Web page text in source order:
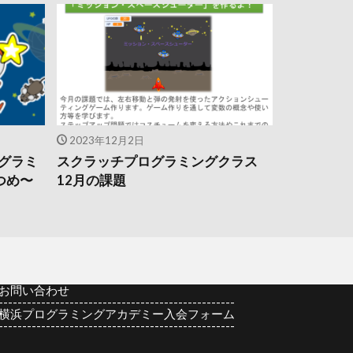
ラミ
め〜
2023年12月2日
スクラッチプログラミングクラス
12月の課題
問い合わせ
浜プログラミングアカデミー入会フォーム